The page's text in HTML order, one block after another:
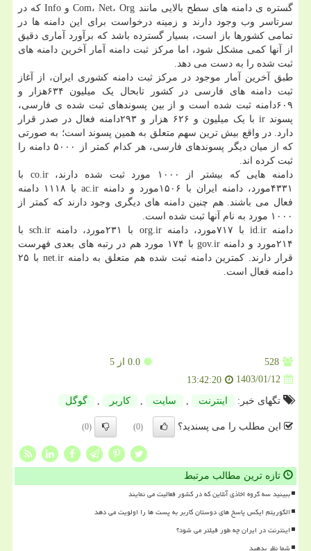
گستره ی دامنه های سطح بالایی مانند Com، Net، Org و Info که در
سرتاسر وب وجود دارند و زمینه درخواست برای این دامنه ها در
تمامی کشورها باز است، بسیار گسترده باشد که برآورد آماری دقیق
از آنها کمی مشکل شود، اما مرکز ثبت دامنه آمار آخرین دامنه های
ثبت شده را به دست می دهد.
طبق آخرین آمار موجود در مرکز ثبت دامنه کشوری ایران، از آغاز
ثبت دامنه های فارسی در کشور تابحال یک میلیون ۶۳۴هزار و
۶۰۹دامنه ثبت شده است و از بین پسوندهای ثبت شده ی فارسی،
پسوند ir با یک میلیون و ۶۲۶ هزار و ۲۹۳دامنه فعال در صدر قرار
دارد. در واقع بیش ترین سهم متعلق به همین پسوند است؛ به صورتی
که از میان دیگر پسوندهای فارسی، هر کدام کمتر از ۵۰۰۰ دامنه را
ثبت کرده اند.
دامنه هایی که بیشتر از ۱۰۰۰ مورد ثبت شده دارند، co.ir با
۴۳۳۱مورد، دامنه ایران با ۱۵۰۶مورد و دامنه ac.ir با ۱۱۱۸ دامنه
فعال می باشند. هم چنین دامنه های دیگری وجود دارند که کمتر از
۱۰۰۰ مورد به نام آنها ثبت شده است.
دامنه id.ir با ۷۱۷مورد، دامنه org.ir با ۲۳۱مورد، دامنه sch.ir با
۲۱۴مورد و دامنه gov.ir با ۱۷۴ مورد هم در رتبه های بعدی فهرست
قرار دارند. کمترین دامنه ثبت شده هم متعلق به دامنه net.ir با ۲۵
دامنه فعال است.
528
0.0 از 5
1403/01/12
13:42:20
تگهای خبر:
اینترنت سایت كاربر گوگل
این مطلب را می پسندید؟ (0)
(0)
تازه ترین مطالب مرتبط
ببینید سه گروه اخاذی آنلاین که در کشور فعالیت می نمایند
الگوریتم ایکس پاسخ های دوستان کاربر به پست ها را اولویت می دهد
اینترنت در ایران چه طور فیلتر می شود؟
شما نظر بدهید